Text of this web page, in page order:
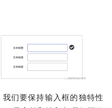
们要保持输入框的独特性